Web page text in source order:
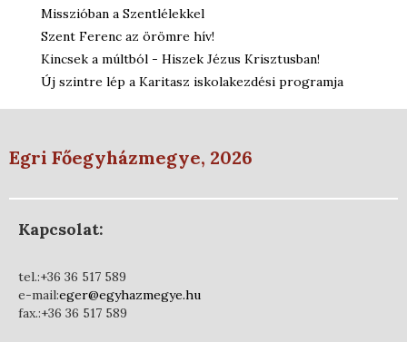
Misszióban a Szentlélekkel
Szent Ferenc az örömre hív!
Kincsek a múltból - Hiszek Jézus Krisztusban!
Új szintre lép a Karitasz iskolakezdési programja
Egri Főegyházmegye, 2026
Kapcsolat:
tel.:+36 36 517 589
e-mail:eger@egyhazmegye.hu
fax.:+36 36 517 589